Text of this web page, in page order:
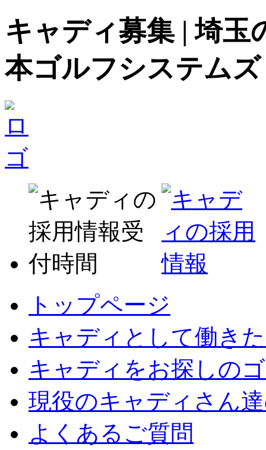
キャディ募集 | 埼玉
本ゴルフシステムズ
トップページ
キャディとして働き
キャディをお探しの
現役のキャディさん
よくあるご質問